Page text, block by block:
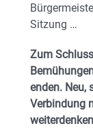
Sitzung …
Zum
enden. Neu,
Verbindung